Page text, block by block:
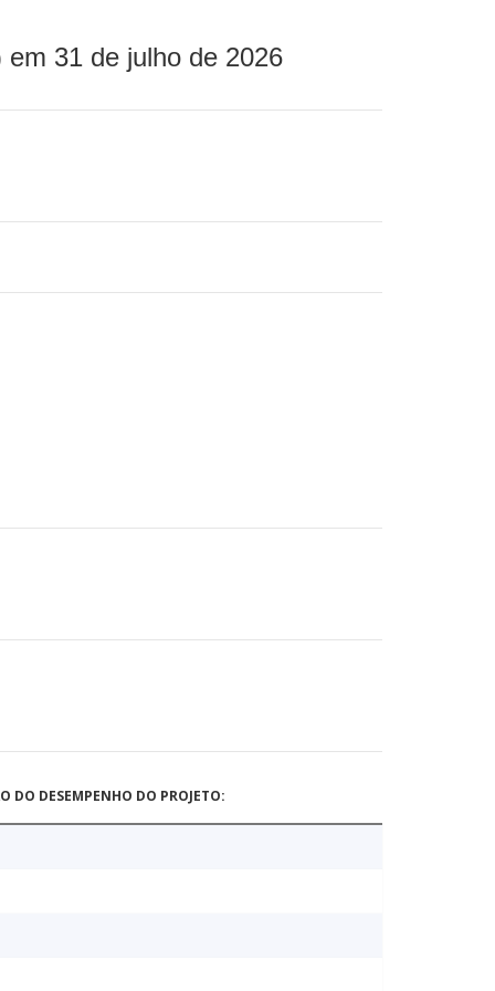
31 de julho de 2026
DO DESEMPENHO DO PROJETO: